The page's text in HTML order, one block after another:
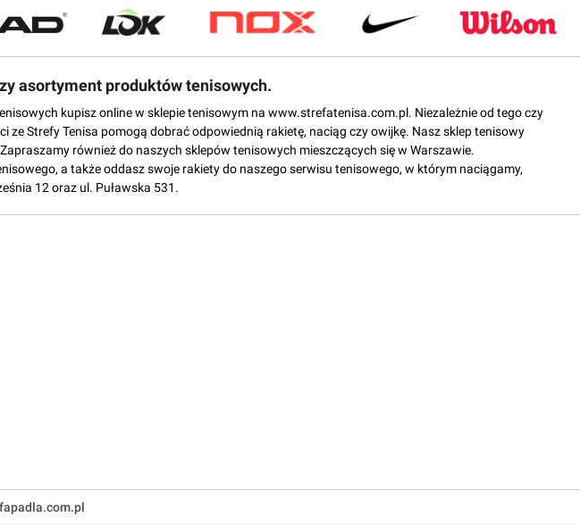
asortyment produktów tenisowych.
kupisz online w sklepie tenisowym na www.strefatenisa.com.pl. Niezależnie od tego czy
Strefy Tenisa pomogą dobrać odpowiednią rakietę, naciąg czy owijkę. Nasz sklep tenisowy
również do naszych sklepów tenisowych mieszczących się w Warszawie.
a także oddasz swoje rakiety do naszego serwisu tenisowego, w którym naciągamy,
12 oraz ul. Puławska 531.